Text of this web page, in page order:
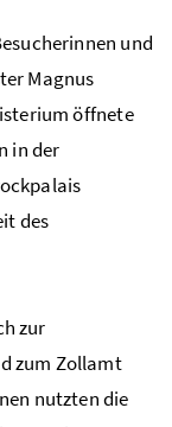
und
Magnus
öffnete
in der
des
zur
zum Zollamt
nutzten die